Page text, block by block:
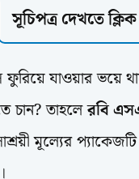
সূচিপত্র দেখতে
যাওয়ার ভয়ে
চান? তাহলেরবি
মূল্যের